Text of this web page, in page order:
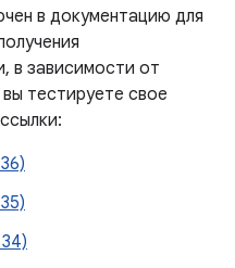
в документацию для
в зависимости от
тестируете свое